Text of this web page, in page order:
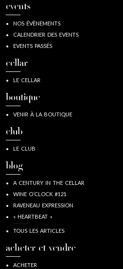
events
NOS ÉVÈNEMENTS
CALENDRIER DES EVENTS
EVENTS PASSÉS
cellar
LE CELLAR
boutique
VENIR À LA BOUTIQUE
club
LE CLUB
blog
A CENTURY IN THE CELLAR
WINE O’CLOCK #121
RAVENEAU EXPRESSION
« HEARTBEAT »
TOUS LES ARTICLES
acheter et vendre
ACHETER